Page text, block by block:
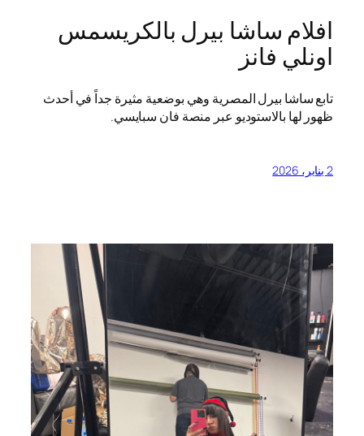
افلام ساشا بيرل بالكريسمس
اونلي فانز
تابع ساشا بيرل المصرية وهي بوضعية مثيرة جداً في أحدث
ظهور لها بالاستوديو عبر منصة فان سبايسي.
2 يناير، 2026